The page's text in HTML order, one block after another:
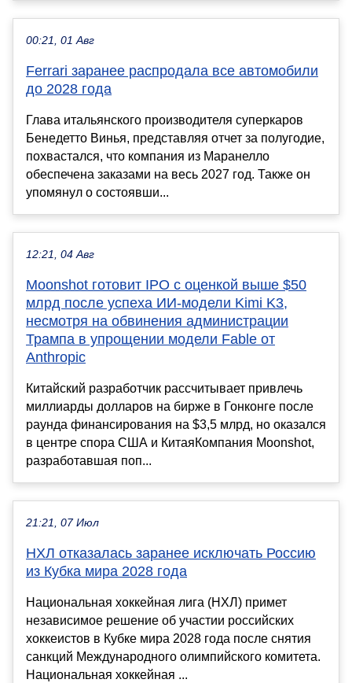
00:21, 01 Авг
Ferrari заранее распродала все автомобили
до 2028 года
Глава итальянского производителя суперкаров
Бенедетто Винья, представляя отчет за полугодие,
похвастался, что компания из Маранелло
обеспечена заказами на весь 2027 год. Также он
упомянул о состоявши...
12:21, 04 Авг
Moonshot готовит IPO с оценкой выше $50
млрд после успеха ИИ-модели Kimi K3,
несмотря на обвинения администрации
Трампа в упрощении модели Fable от
Anthropic
Китайский разработчик рассчитывает привлечь
миллиарды долларов на бирже в Гонконге после
раунда финансирования на $3,5 млрд, но оказался
в центре спора США и КитаяКомпания Moonshot,
разработавшая поп...
21:21, 07 Июл
НХЛ отказалась заранее исключать Россию
из Кубка мира 2028 года
Национальная хоккейная лига (НХЛ) примет
независимое решение об участии российских
хоккеистов в Кубке мира 2028 года после снятия
санкций Международного олимпийского комитета.
Национальная хоккейная ...